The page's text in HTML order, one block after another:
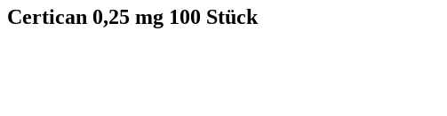
Certican 0,25 mg 100 Stück